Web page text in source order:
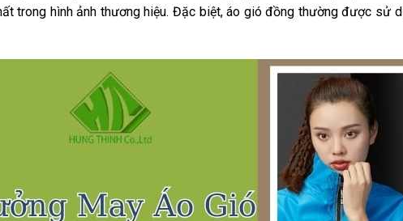
trong hình ảnh thương hiệu. Đặc biệt, áo gió đồng thường được sử